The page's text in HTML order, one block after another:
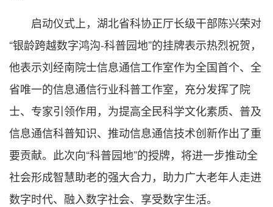
启动仪式上，湖北省科协正厅长级干部陈兴荣对
“银龄跨越数字鸿沟-科普园地”的挂牌表示热烈祝贺，
他表示刘经南院士信息通信工作室作为全国首个、全
省唯一的信息通信行业科普工作室，充分发挥了院
士、专家引领作用，为提高全民科学文化素质、普及
信息通信科普知识、推动信息通信技术创新作出了重
要贡献。此次向“科普园地”的授牌，将进一步推动全
社会形成智慧助老的强大合力，助力广大老年人走进
数字时代、融入数字社会、享受数字生活。